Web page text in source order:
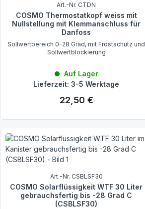
Art.-Nr. CTDN
COSMO Thermostatkopf weiss mit
Nullstellung mit Klemmanschluss für
Danfoss
Sollwertbereich 0-28 Grad, mit Frostschutz und
Sollwertblockierung
Auf Lager
Lieferzeit: 3-5 Werktage
Regulärer Preis:
22,50 €
Art.-Nr. CSBLSF30
COSMO Solarflüssigkeit WTF 30 Liter
gebrauchsfertig bis -28 Grad C
(CSBLSF30)